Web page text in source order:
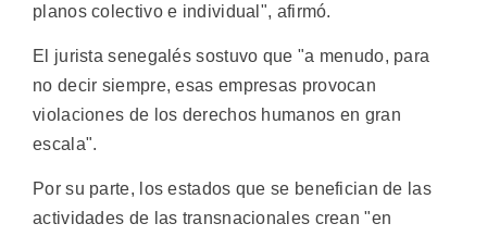
planos colectivo e individual", afirmó.
El jurista senegalés sostuvo que "a menudo, para
no decir siempre, esas empresas provocan
violaciones de los derechos humanos en gran
escala".
Por su parte, los estados que se benefician de las
actividades de las transnacionales crean "en